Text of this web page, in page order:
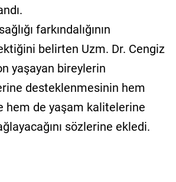
farkındalığının
belirten Uzm. Dr. Cengiz
yaşayan bireylerin
desteklenmesinin hem
hem de yaşam kalitelerine
sözlerine ekledi.